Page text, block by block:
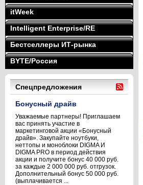
itWeek
Intelligent Enterprise/RE
Бестселлеры ИТ-рынка
BYTE/Россия
Спецпредложения
Бонусный драйв
Уважаемые партнеры! Приглашаем
вас принять участие в
маркетинговой акции «Бонусный
драйв». Закупайте ноутбуки,
неттопы и моноблоки DIGMA И
DIGMA PRO в период действия
акции и получите бонус 40 000 руб.
за каждые 2 000 000 руб. отгрузок.
Дополнительный бонус 50 000 руб.
(выплачивается ...